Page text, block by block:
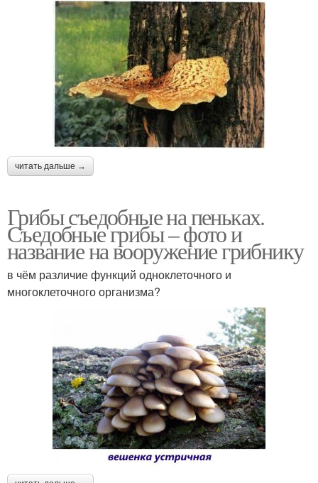
читать дальше →
Грибы съедобные на пеньках.
Съедобные грибы – фото и
название на вооружение грибнику
в чём различие функций одноклеточного и
многоклеточного организма?